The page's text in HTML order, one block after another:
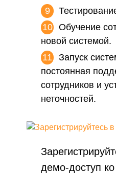
Обучение
новой системой.
Запуск
постоянная
сотрудников и
неточностей.
демо-доступ